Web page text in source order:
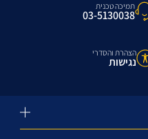
תמיכה טכנית
03-5130038
הצהרת והסדרי
נגישות